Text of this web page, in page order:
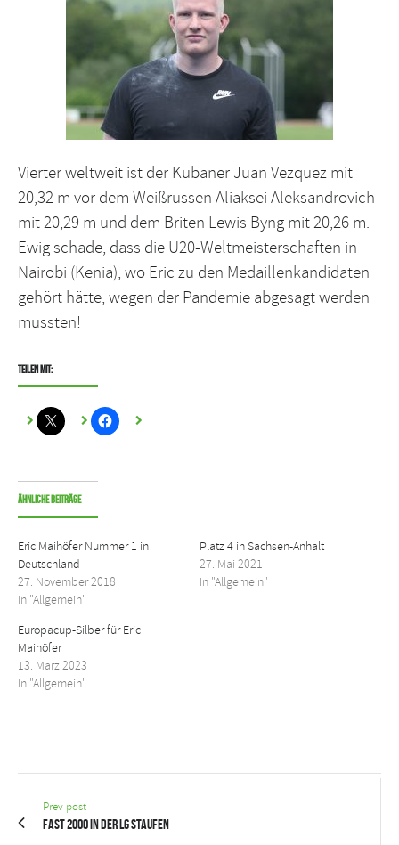
Vierter weltweit ist der Kubaner Juan Vezquez mit
20,32 m vor dem Weißrussen Aliaksei Aleksandrovich
mit 20,29 m und dem Briten Lewis Byng mit 20,26 m.
Ewig schade, dass die U20-Weltmeisterschaften in
Nairobi (Kenia), wo Eric zu den Medaillenkandidaten
gehört hätte, wegen der Pandemie abgesagt werden
mussten!
Teilen mit:
Ähnliche Beiträge
Eric Maihöfer Nummer 1 in
Deutschland
27. November 2018
In "Allgemein"
Platz 4 in Sachsen-Anhalt
27. Mai 2021
In "Allgemein"
Europacup-Silber für Eric
Maihöfer
13. März 2023
In "Allgemein"
Prev post
Fast 2000 in der LG Staufen